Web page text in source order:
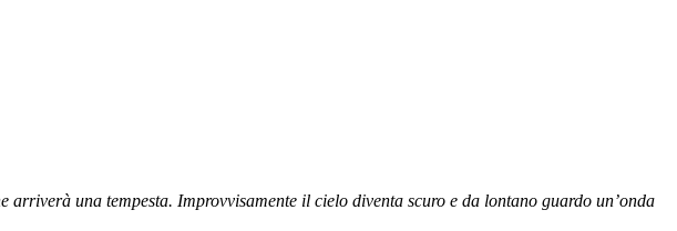
una tempesta. Improvvisamente il cielo diventa scuro e da lontano guardo un’onda